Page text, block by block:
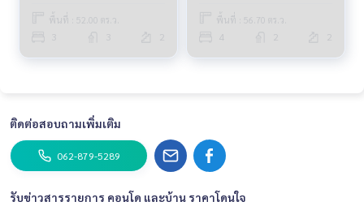
Detached House 3
Bedrooms (FOR SALE)
พื้นที่ : 52.00 ตร.ว.
FEW156
พื้นที่ : 56.70 ตร.ว.
4
ติดต่อสอบถามเพิ่มเติม
062-879-5289
รับข่าวสารรายการ คอนโด และบ้าน ราคาโดนใจ